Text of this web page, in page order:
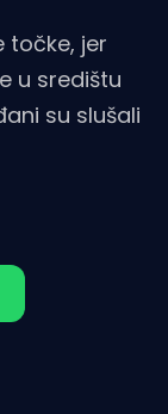
točke, jer
u središtu
su slušali